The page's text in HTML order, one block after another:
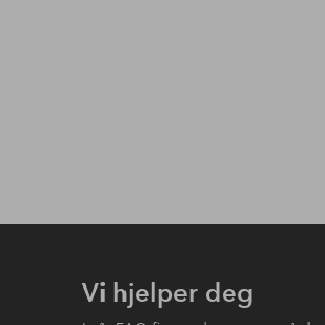
Vi hjelper deg